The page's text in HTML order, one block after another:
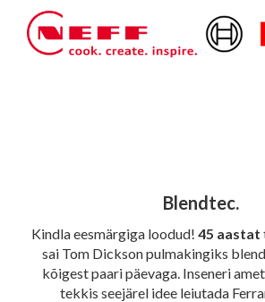
Blendtec.
Kindla eesmärgiga loodud! 45 aastat
sai Tom Dickson pulmakingiks
kõigest paari päevaga. Inseneri
tekkis seejärel idee leiutada